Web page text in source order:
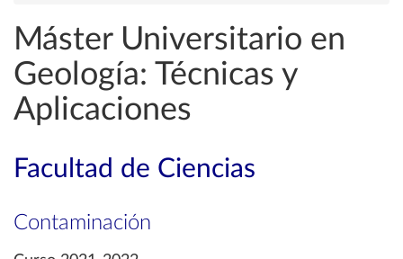
Máster Universitario en
Geología: Técnicas y
Aplicaciones
Facultad de Ciencias
Contaminación